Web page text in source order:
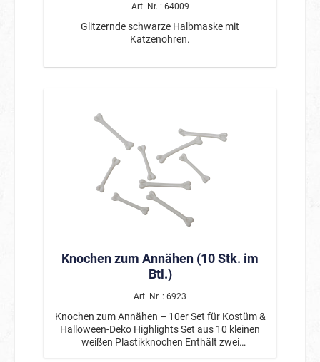
Art. Nr. : 64009
Glitzernde schwarze Halbmaske mit
Katzenohren.
Knochen zum Annähen (10 Stk. im
Btl.)
Art. Nr. : 6923
Knochen zum Annähen – 10er Set für Kostüm &
Halloween-Deko Highlights Set aus 10 kleinen
weißen Plastikknochen Enthält zwei
verschiedene Größen für vielseitige